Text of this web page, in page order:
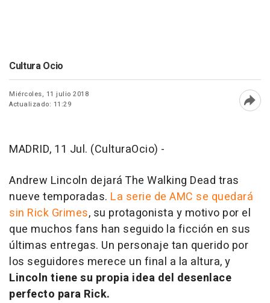
Cultura Ocio
Miércoles, 11 julio 2018
Actualizado: 11:29
MADRID, 11 Jul. (CulturaOcio) -
Andrew Lincoln dejará The Walking Dead tras
nueve temporadas. La serie de AMC se quedará
sin Rick Grimes, su protagonista y motivo por el
que muchos fans han seguido la ficción en sus
últimas entregas. Un personaje tan querido por
los seguidores merece un final a la altura, y
Lincoln tiene su propia idea del desenlace
perfecto para Rick.